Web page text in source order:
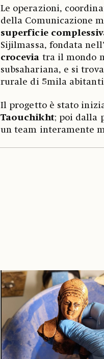
Le operazioni,
della Comunicazione
superficie
Sijilmassa, fondata
crocevia tra il mondo
subsahariana, e si
rurale di 5mila abitanti
Il progetto è stato
Taouchikht; poi dalla
un team interamente